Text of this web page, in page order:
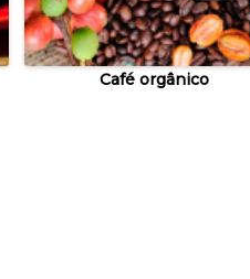
Café orgânico